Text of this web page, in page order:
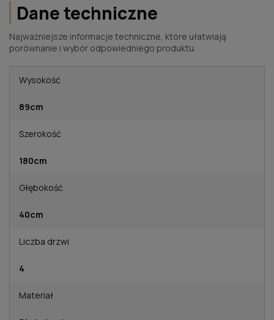
Dane techniczne
Najważniejsze informacje techniczne, które ułatwiają
porównanie i wybór odpowiedniego produktu.
Wysokość
89cm
Szerokość
180cm
Głębokość
40cm
Liczba drzwi
4
Materiał